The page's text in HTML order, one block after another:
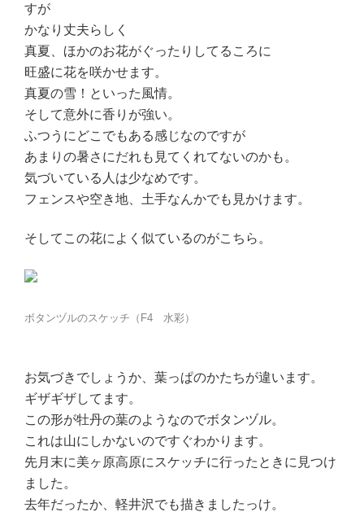
すが
かなり丈夫らしく
真夏、ほかのお花がぐったりしてるころに
旺盛に花を咲かせます。
真夏の雪！といった風情。
そして意外に香りが強い。
ふつうにどこでもある感じなのですが
あまりの暑さにだれも見てくれてないのかも。
気づいている人は少なめです。
フェンスや空き地、土手なんかでも見かけます。
そしてこの花によく似ているのがこちら。
ボタンヅルのスケッチ（F4 水彩）
お気づきでしょうか、葉っぱのかたちが違います。
ギザギザしてます。
この形が牡丹の葉のようなのでボタンヅル。
これは山にしかないのですぐわかります。
先月末に美ヶ原高原にスケッチに行ったときに見つけ
ました。
去年だったか、軽井沢でも描きましたっけ。